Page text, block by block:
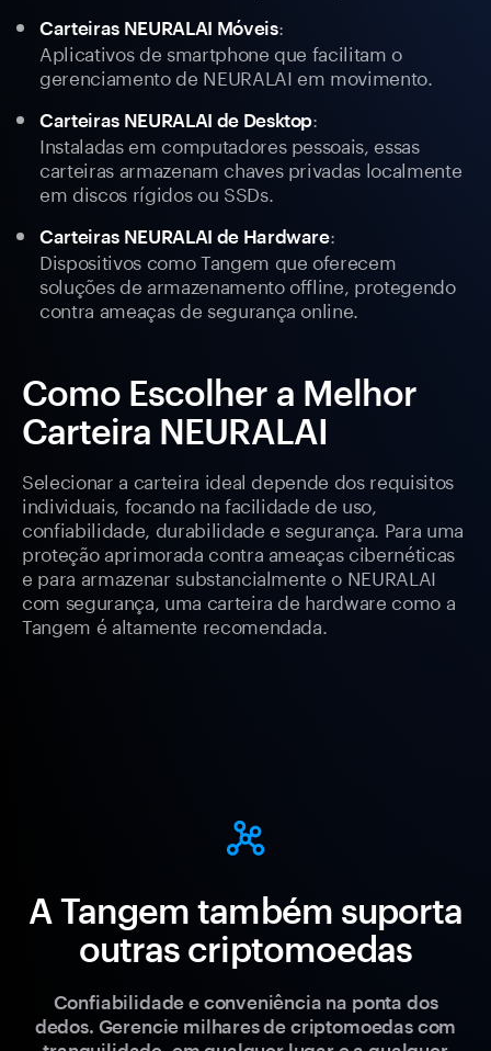
Carteiras NEURALAI Móveis:
Aplicativos de smartphone que facilitam o
gerenciamento de NEURALAI em movimento.
Carteiras NEURALAI de Desktop:
Instaladas em computadores pessoais, essas
carteiras armazenam chaves privadas localmente
em discos rígidos ou SSDs.
Carteiras NEURALAI de Hardware:
Dispositivos como Tangem que oferecem
soluções de armazenamento offline, protegendo
contra ameaças de segurança online.
Como Escolher a Melhor
Carteira NEURALAI
Selecionar a carteira ideal depende dos requisitos
individuais, focando na facilidade de uso,
confiabilidade, durabilidade e segurança. Para uma
proteção aprimorada contra ameaças cibernéticas
e para armazenar substancialmente o NEURALAI
com segurança, uma carteira de hardware como a
Tangem é altamente recomendada.
A Tangem também suporta
outras criptomoedas
Confiabilidade e conveniência na ponta dos
dedos. Gerencie milhares de criptomoedas com